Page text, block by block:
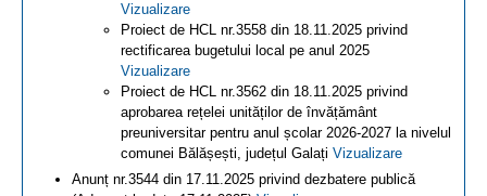
Vizualizare
Proiect de HCL nr.3558 din 18.11.2025 privind
rectificarea bugetului local pe anul 2025
Vizualizare
Proiect de HCL nr.3562 din 18.11.2025 privind
aprobarea rețelei unităților de învățământ
preuniversitar pentru anul școlar 2026-2027 la nivelul
comunei Bălășești, județul Galați Vizualizare
Anunț nr.3544 din 17.11.2025 privind dezbatere publică